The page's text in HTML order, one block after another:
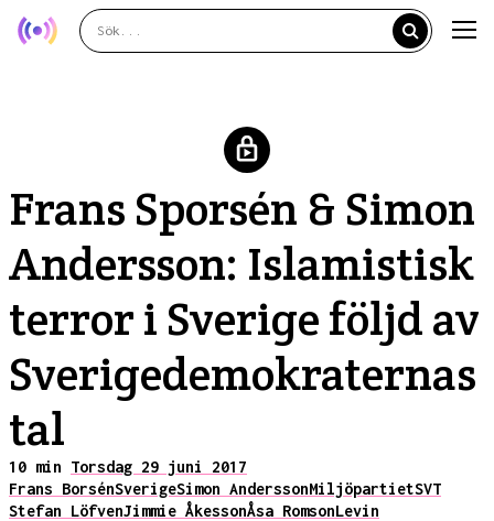
Frans Sporsén & Simon
Andersson: Islamistisk
terror i Sverige följd av
Sverigedemokraternas
tal
10 min Torsdag 29 juni 2017
Frans BorsénSverigeSimon AnderssonMiljöpartietSVT
Stefan LöfvenJimmie ÅkessonÅsa RomsonLevin